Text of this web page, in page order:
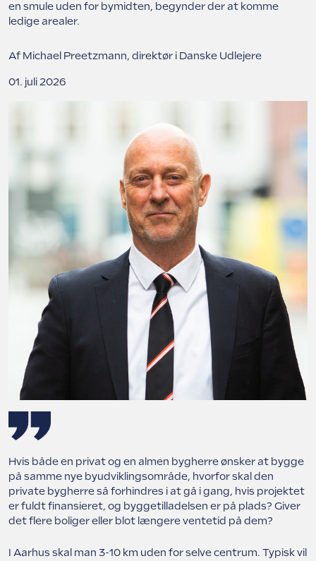
en smule uden for bymidten, begynder der at komme
ledige arealer.
01. juli 2026
Af Michael Preetzmann, direktør i Danske Udlejere
Hvis både en privat og en almen bygherre ønsker at bygge
på samme nye byudviklingsområde, hvorfor skal den
private bygherre så forhindres i at gå i gang, hvis projektet
er fuldt finansieret, og byggetilladelsen er på plads? Giver
det flere boliger eller blot længere ventetid på dem?
I Aarhus skal man 3-10 km uden for selve centrum. Typisk vil
Struer Grundejerforening
Udlejerforeningen Midtvest
Udlejerforeningen Vestfyn
Vejle Grundejerforening